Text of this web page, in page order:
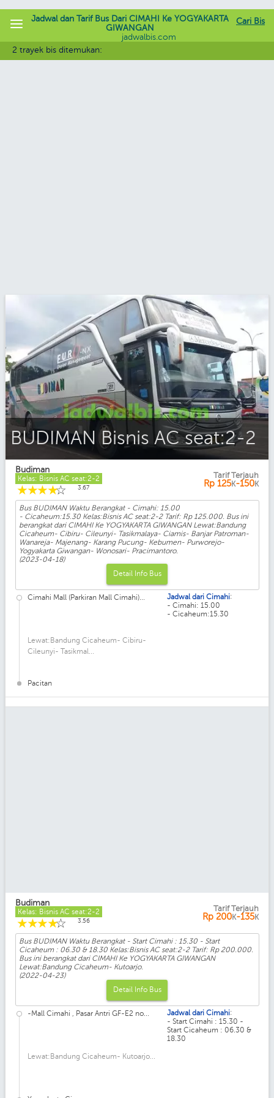
Cari Bis
Jadwal dan Tarif Bus Dari CIMAHI Ke YOGYAKARTA
GIWANGAN
jadwalbis.com
2 trayek bis ditemukan:
BUDIMAN Bisnis AC seat:2-2
Budiman
Kelas: Bisnis AC seat:2-2
☆
☆
☆
☆
☆ 3.67
Tarif Terjauh
Rp 125K-150K
Bus BUDIMAN Waktu Berangkat - Cimahi: 15.00
- Cicaheum:15.30 Kelas:Bisnis AC seat:2-2 Tarif: Rp 125.000. Bus ini
berangkat dari CIMAHI Ke YOGYAKARTA GIWANGAN Lewat:Bandung
Cicaheum- Cibiru- Cileunyi- Tasikmalaya- Ciamis- Banjar Patroman-
Wanareja- Majenang- Karang Pucung- Kebumen- Purworejo-
Yogyakarta Giwangan- Wonosari- Pracimantoro.
(2023-04-18)
Detail Info Bus
Cimahi Mall (Parkiran Mall Cimahi)...
Lewat:Bandung Cicaheum- Cibiru-
Cileunyi- Tasikmal...
Pacitan
Jadwal dari Cimahi:
- Cimahi: 15.00
- Cicaheum:15.30
Budiman
Kelas: Bisnis AC seat:2-2
☆
☆
☆
☆
☆ 3.56
Tarif Terjauh
Rp 200K-135K
Bus BUDIMAN Waktu Berangkat - Start Cimahi : 15.30 - Start
Cicaheum : 06.30 & 18.30 Kelas:Bisnis AC seat:2-2 Tarif: Rp 200.000.
Bus ini berangkat dari CIMAHI Ke YOGYAKARTA GIWANGAN
Lewat:Bandung Cicaheum- Kutoarjo.
(2022-04-23)
Detail Info Bus
-Mall Cimahi , Pasar Antri GF-E2 no...
Lewat:Bandung Cicaheum- Kutoarjo...
Jadwal dari Cimahi:
- Start Cimahi : 15.30 -
Start Cicaheum : 06.30 &
18.30